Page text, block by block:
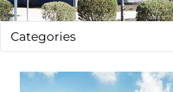
Categories